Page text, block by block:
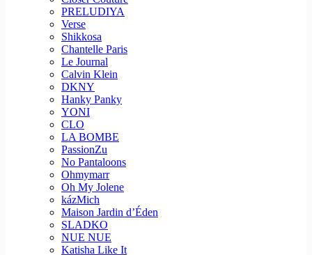
PRELUDIYA
Verse
Shikkosa
Chantelle Paris
Le Journal
Calvin Klein
DKNY
Hanky Panky
YONI
CLO
LA BOMBE
PassionZu
No Pantaloons
Ohmymarr
Oh My Jolene
kázMich
Maison Jardin d’Éden
SLADKO
NUE NUE
Katisha Like It